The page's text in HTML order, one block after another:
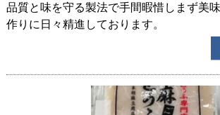
品質と味を守る製法で手間暇惜しまず美
作りに日々精進しております。